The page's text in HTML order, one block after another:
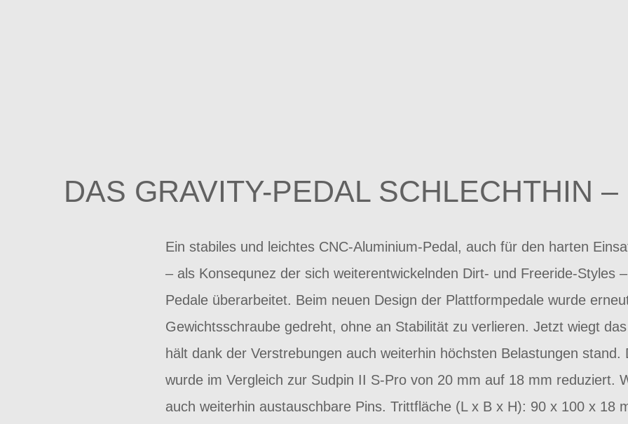
DAS GRAVITY-PEDAL SCHLECHTHIN
Ein stabiles und leichtes CNC-Aluminium-Pedal, auch für den harten
– als Konsequnez der sich weiterentwickelnden Dirt- und Freeride-Styles
Pedale überarbeitet. Beim neuen Design der Plattformpedale wurde
Gewichtsschraube gedreht, ohne an Stabilität zu verlieren. Jetzt wiegt
hält dank der Verstrebungen auch weiterhin höchsten Belastungen stand.
wurde im Vergleich zur Sudpin II S-Pro von 20 mm auf 18 mm reduziert.
auch weiterhin austauschbare Pins. Trittfläche (L x B x H): 90 x 100 x 18